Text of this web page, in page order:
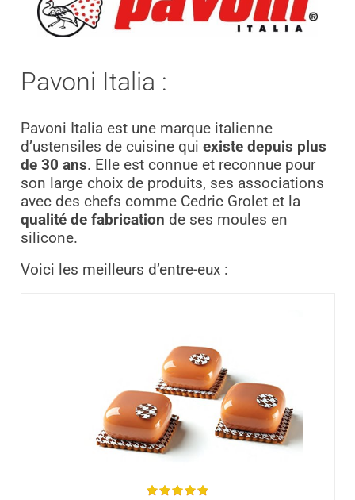
Pavoni Italia :
Pavoni Italia est une marque italienne
d’ustensiles de cuisine qui existe depuis plus
de 30 ans. Elle est connue et reconnue pour
son large choix de produits, ses associations
avec des chefs comme Cedric Grolet et la
qualité de fabrication de ses moules en
silicone.
Voici les meilleurs d’entre-eux :